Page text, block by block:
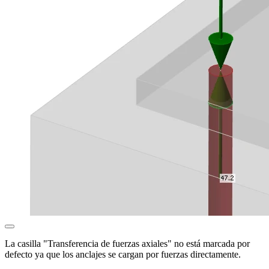
La casilla "Transferencia de fuerzas axiales" no está marcada por
defecto ya que los anclajes se cargan por fuerzas directamente.